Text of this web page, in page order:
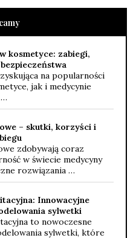
kosmetyce: zabiegi,
na popularności
jak i medycynie
– skutki, korzyści i
zdobywają coraz
w świecie medycyny
rozwiązania …
Innowacyjne
sylwetki
to nowoczesne
sylwetki, które